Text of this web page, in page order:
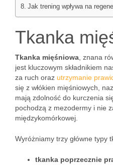
Jak trening wpływa na
Tkanka
Tkanka mięśniowa , znana
jest kluczowym składnikiem
za ruch oraz utrzymanie
się z włókien mięśniowych,
mają zdolność do kurczenia
pochodzą z mezodermy i nie
międzykomórkowej.
Wyróżniamy trzy główne typy
tkanka poprzecznie